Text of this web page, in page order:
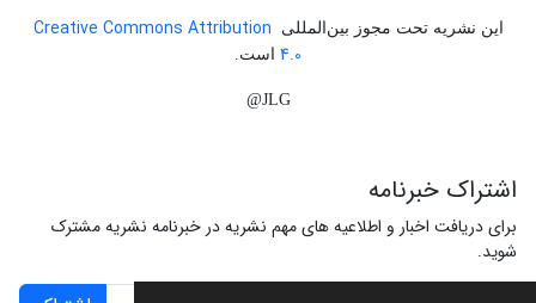
این نشریه تحت مجوز بین‌المللی
Creative Commons Attribution
4.0 است.
JLG@
اشتراک خبرنامه
برای دریافت اخبار و اطلاعیه های مهم نشریه در خبرنامه نشریه مشترک
شوید.